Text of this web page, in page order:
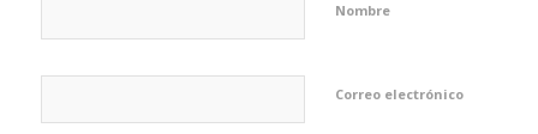
Nombre
Correo electrónico